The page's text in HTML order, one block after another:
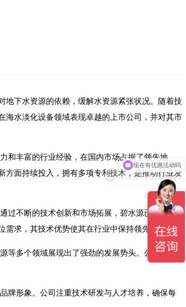
地下水资源的依赖，缓解水资源紧张状况。随着技
海水淡化设备领域表现卓越的上市公司，并对其市
和丰富的行业经验，在国内市场占据了领先地
方面持续投入，拥有多项专利技术，是推动行业发
过不断的技术创新和市场拓展，碧水源已成功为
需求，其技术优势使其在行业中保持领先地位。
等多个领域展现出了强劲的发展势头。公司的产
牌形象。公司注重技术研发与人才培养，确保每
可以介绍下你们的产品么